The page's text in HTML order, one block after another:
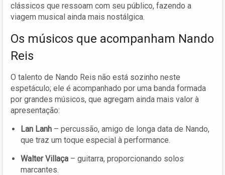
clássicos que ressoam com seu público, fazendo a
viagem musical ainda mais nostálgica.
Os músicos que acompanham Nando
Reis
O talento de Nando Reis não está sozinho neste
espetáculo; ele é acompanhado por uma banda formada
por grandes músicos, que agregam ainda mais valor à
apresentação:
Lan Lanh – percussão, amigo de longa data de Nando,
que traz um toque especial à performance.
Walter Villaça – guitarra, proporcionando solos
marcantes.